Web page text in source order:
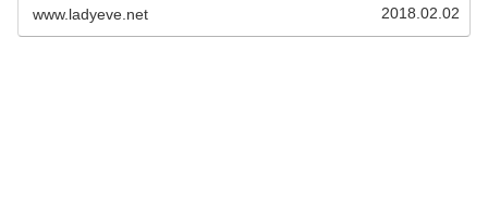
www.ladyeve.net 2018.02.02